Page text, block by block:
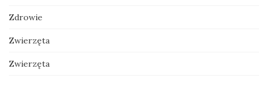
Zdrowie
Zwierzęta
Zwierzęta